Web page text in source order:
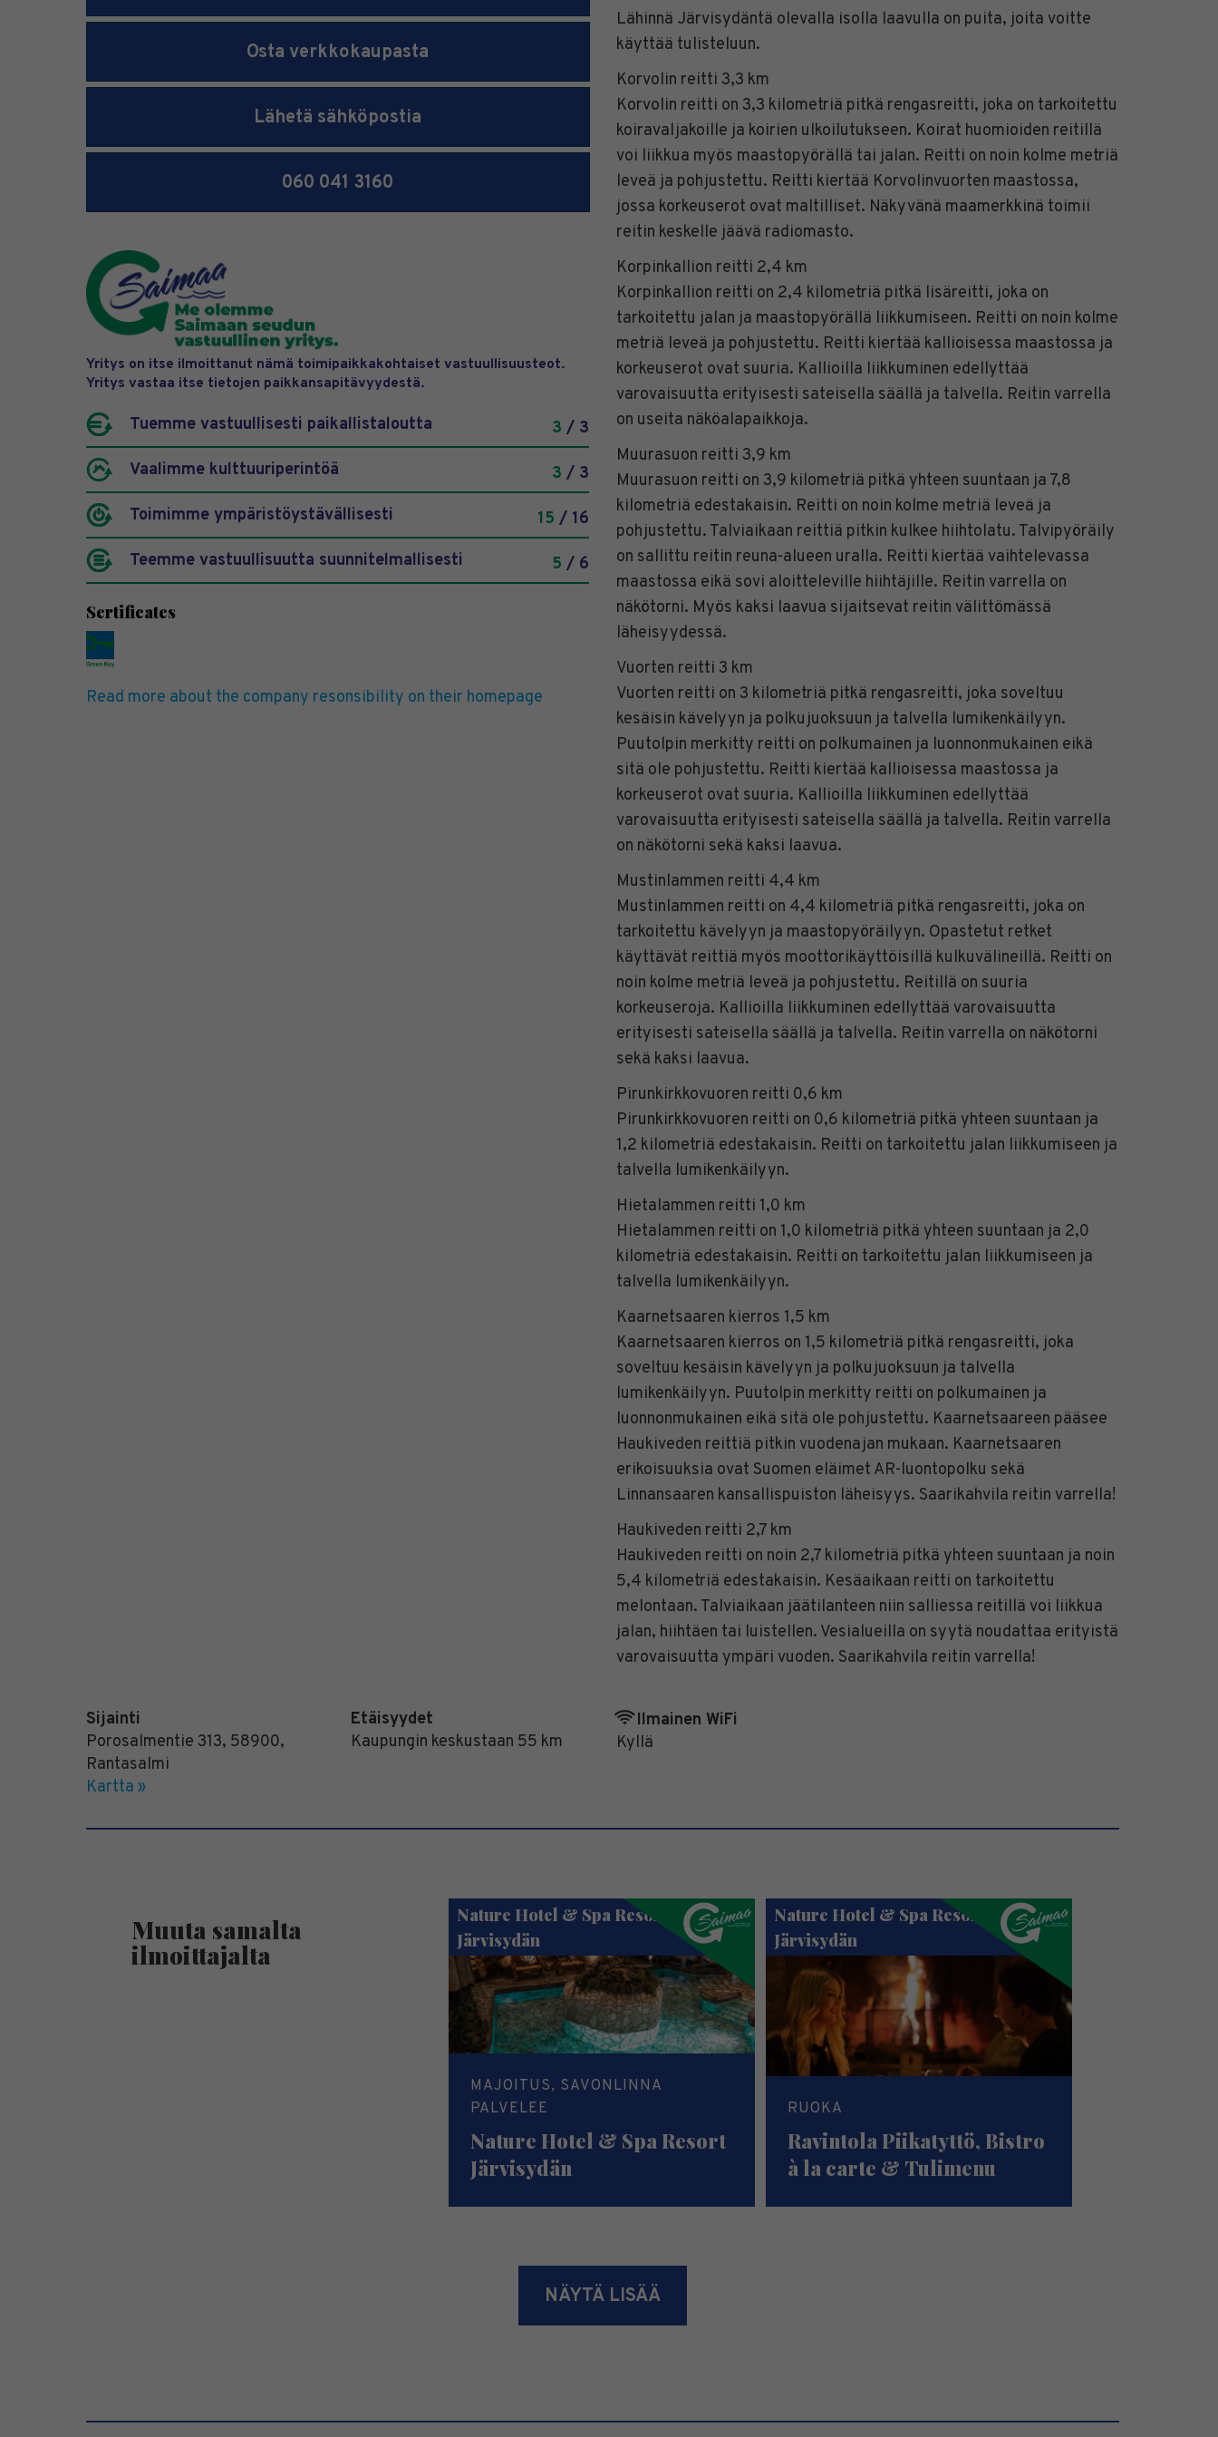
Osta verkkokaupasta
Lähetä sähköpostia
060 041 3160
Yritys on itse ilmoittanut nämä toimipaikkakohtaiset vastuullisuusteot.
Yritys vastaa itse tietojen paikkansapitävyydestä.
Tuemme vastuullisesti paikallistaloutta 3 / 3
Vaalimme kulttuuriperintöä
3 / 3
Toimimme ympäristöystävällisesti
15 / 16
Teemme vastuullisuutta suunnitelmallisesti
5 / 6
Sertificates
Read more about the company resonsibility on their homepage
Lähinnä Järvisydäntä olevalla isolla laavulla on puita, joita voitte
käyttää tulisteluun.
Korvolin reitti 3,3 km
Korvolin reitti on 3,3 kilometriä pitkä rengasreitti, joka on tarkoitettu
koiravaljakoille ja koirien ulkoilutukseen. Koirat huomioiden reitillä
voi liikkua myös maastopyörällä tai jalan. Reitti on noin kolme metriä
leveä ja pohjustettu. Reitti kiertää Korvolinvuorten maastossa,
jossa korkeuserot ovat maltilliset. Näkyvänä maamerkkinä toimii
reitin keskelle jäävä radiomasto.
Korpinkallion reitti 2,4 km
Korpinkallion reitti on 2,4 kilometriä pitkä lisäreitti, joka on
tarkoitettu jalan ja maastopyörällä liikkumiseen. Reitti on noin kolme
metriä leveä ja pohjustettu. Reitti kiertää kallioisessa maastossa ja
korkeuserot ovat suuria. Kallioilla liikkuminen edellyttää
varovaisuutta erityisesti sateisella säällä ja talvella. Reitin varrella
on useita näköalapaikkoja.
Muurasuon reitti 3,9 km
Muurasuon reitti on 3,9 kilometriä pitkä yhteen suuntaan ja 7,8
kilometriä edestakaisin. Reitti on noin kolme metriä leveä ja
pohjustettu. Talviaikaan reittiä pitkin kulkee hiihtolatu. Talvipyöräily
on sallittu reitin reuna-alueen uralla. Reitti kiertää vaihtelevassa
maastossa eikä sovi aloitteleville hiihtäjille. Reitin varrella on
näkötorni. Myös kaksi laavua sijaitsevat reitin välittömässä
läheisyydessä.
Vuorten reitti 3 km
Vuorten reitti on 3 kilometriä pitkä rengasreitti, joka soveltuu
kesäisin kävelyyn ja polkujuoksuun ja talvella lumikenkäilyyn.
Puutolpin merkitty reitti on polkumainen ja luonnonmukainen eikä
sitä ole pohjustettu. Reitti kiertää kallioisessa maastossa ja
korkeuserot ovat suuria. Kallioilla liikkuminen edellyttää
varovaisuutta erityisesti sateisella säällä ja talvella. Reitin varrella
on näkötorni sekä kaksi laavua.
Mustinlammen reitti 4,4 km
Mustinlammen reitti on 4,4 kilometriä pitkä rengasreitti, joka on
tarkoitettu kävelyyn ja maastopyöräilyyn. Opastetut retket
käyttävät reittiä myös moottorikäyttöisillä kulkuvälineillä. Reitti on
noin kolme metriä leveä ja pohjustettu. Reitillä on suuria
korkeuseroja. Kallioilla liikkuminen edellyttää varovaisuutta
erityisesti sateisella säällä ja talvella. Reitin varrella on näkötorni
sekä kaksi laavua.
Pirunkirkkovuoren reitti 0,6 km
Pirunkirkkovuoren reitti on 0,6 kilometriä pitkä yhteen suuntaan ja
1,2 kilometriä edestakaisin. Reitti on tarkoitettu jalan liikkumiseen ja
talvella lumikenkäilyyn.
Hietalammen reitti 1,0 km
Hietalammen reitti on 1,0 kilometriä pitkä yhteen suuntaan ja 2,0
kilometriä edestakaisin. Reitti on tarkoitettu jalan liikkumiseen ja
talvella lumikenkäilyyn.
Kaarnetsaaren kierros 1,5 km
Kaarnetsaaren kierros on 1,5 kilometriä pitkä rengasreitti, joka
soveltuu kesäisin kävelyyn ja polkujuoksuun ja talvella
lumikenkäilyyn. Puutolpin merkitty reitti on polkumainen ja
luonnonmukainen eikä sitä ole pohjustettu. Kaarnetsaareen pääsee
Haukiveden reittiä pitkin vuodenajan mukaan. Kaarnetsaaren
erikoisuuksia ovat Suomen eläimet AR-luontopolku sekä
Linnansaaren kansallispuiston läheisyys. Saarikahvila reitin varrella!
Haukiveden reitti 2,7 km
Haukiveden reitti on noin 2,7 kilometriä pitkä yhteen suuntaan ja noin
5,4 kilometriä edestakaisin. Kesäaikaan reitti on tarkoitettu
melontaan. Talviaikaan jäätilanteen niin salliessa reitillä voi liikkua
jalan, hiihtäen tai luistellen. Vesialueilla on syytä noudattaa erityistä
varovaisuutta ympäri vuoden. Saarikahvila reitin varrella!
Sijainti
Porosalmentie 313, 58900,
Rantasalmi
Kartta »
Etäisyydet
Kaupungin keskustaan 55 km
Ilmainen WiFi
Kyllä
Muuta samalta
ilmoittajalta
Nature Hotel & Spa Resort
Järvisydän
MAJOITUS, SAVONLINNA
PALVELEE
Nature Hotel & Spa Resort
Järvisydän
Nature Hotel & Spa Resort
Järvisydän
RUOKA
Ravintola Piikatyttö, Bistro
à la carte & Tulimenu
NÄYTÄ LISÄÄ